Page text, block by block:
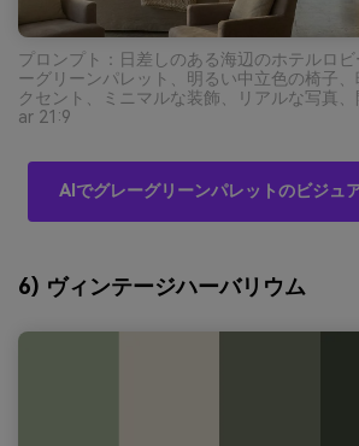
プロンプト：日差しのある海辺のホテルロ
ーグリーンパレット、明るい中立色の椅子
クセント、ミニマルな装飾、リアルな写真
ar 21:9
AIでグレーグリーンパレットのビジュ
6) ヴィンテージハーバリウム